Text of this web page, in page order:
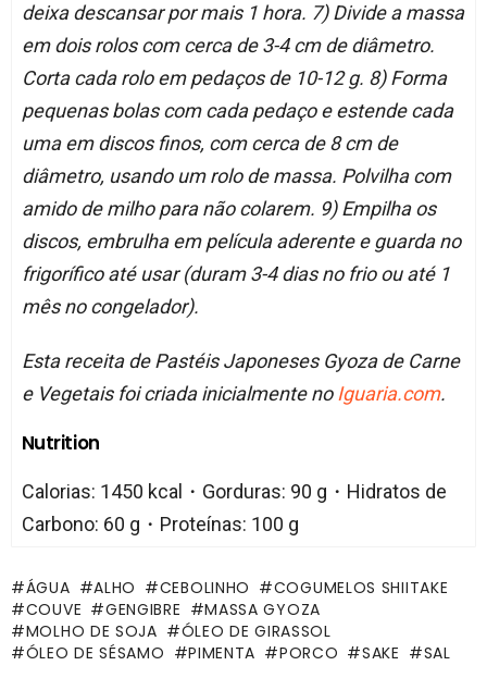
deixa descansar por mais 1 hora. 7) Divide a massa
em dois rolos com cerca de 3-4 cm de diâmetro.
Corta cada rolo em pedaços de 10-12 g. 8) Forma
pequenas bolas com cada pedaço e estende cada
uma em discos finos, com cerca de 8 cm de
diâmetro, usando um rolo de massa. Polvilha com
amido de milho para não colarem. 9) Empilha os
discos, embrulha em película aderente e guarda no
frigorífico até usar (duram 3-4 dias no frio ou até 1
mês no congelador).
Esta receita de Pastéis Japoneses Gyoza de Carne
e Vegetais foi criada inicialmente noIguaria.com.
Nutrition
Calorias: 1450 kcal・Gorduras: 90 g・Hidratos de
Carbono: 60 g・Proteínas: 100 g
ÁGUA ALHO CEBOLINHO
COGUMELOS SHIITAKE
COUVE
GENGIBRE
MASSA GYOZA
MOLHO DE SOJA
ÓLEO DE GIRASSOL
ÓLEO DE SÉSAMO
PIMENTA PORCO SAKE SAL